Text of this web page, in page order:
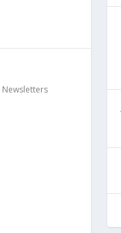
Newsletters